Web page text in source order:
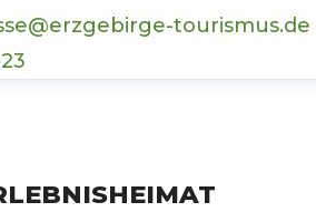
tourismus.de